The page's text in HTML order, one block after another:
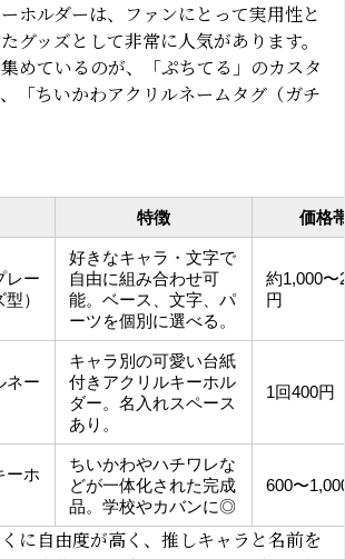
ホルダーは、ファンにとって実用性と
グッズとして非常に人気があります。
めているのが、「ぷちてる」のカスタ
「ちいかわアクリルネームタグ（ガチ
特徴 価格
レー
）
好きなキャラ・文字で
自由に組み合わせ可
能。ベース、文字、パ
ーツを個別に選べる。
約1,000〜
円
ネー
キャラ別の可愛い台紙
付きアクリルキーホル
ダー。名入れスペース
あり。
1回400円
ーホ
ちいかわやハチワレな
どが一体化された完成
品。学校やカバンに◎
600〜
くに自由度が高く、推しキャラと名前を